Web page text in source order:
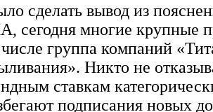
сделать вывод из
многие крупные
группа компаний
Никто не
ставкам
подписания новых